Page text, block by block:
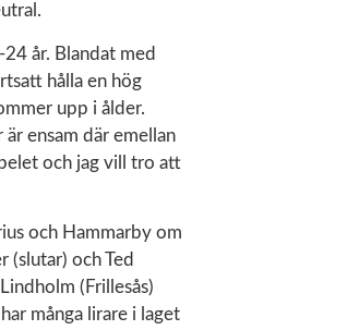
år. Blandat med
hålla en hög
upp i ålder.
ensam där emellan
och jag vill tro att
och Hammarby om
(slutar) och Ted
(Frillesås)
många lirare i laget